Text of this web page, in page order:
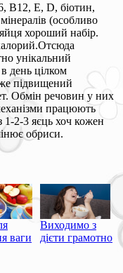
В12, Е, D, біотин,
(особливо
хороший набір.
унікальний
день цілком
підвищений
Обмін речовин у них
працюють
1-2-3 яєць хоч кожен
обриси.
ваги
Виходимо з
дієти грамотно